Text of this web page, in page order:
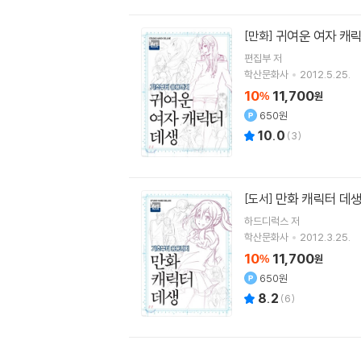
[만화] 귀여운 여자 캐
편집부 저
학산문화사
2012.5.25.
10% 11,700원
650원
10.0 (3)
[도서] 만화 캐릭터 데생
하드디럭스 저
학산문화사
2012.3.25.
10% 11,700원
650원
8.2 (6)